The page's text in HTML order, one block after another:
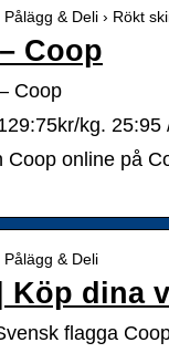
& Deli › Rökt
Coop
Coop
kg. 25:95
Coop online på
& Deli
Köp dina
flagga